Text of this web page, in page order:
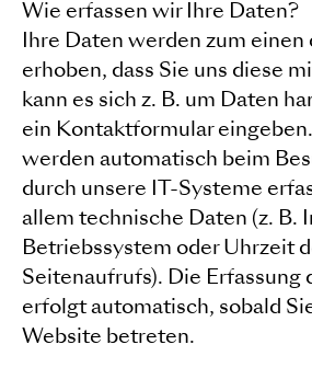
Wie erfassen wir Ihre Daten?
Ihre Daten werden zum einen
erhoben, dass Sie uns diese
kann es sich z. B. um Daten
ein Kontaktformular
werden automatisch beim
durch unsere IT-Systeme
allem technische Daten (z. B.
Betriebssystem oder Uhrzeit
Seitenaufrufs). Die Erfassung
erfolgt automatisch, sobald
Website betreten.